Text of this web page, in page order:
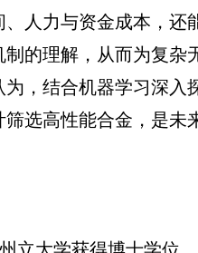
人力与资金成本，还
的理解，从而为复杂
，结合机器学习深入
选高性能合金，是未
立大学获得博士学位